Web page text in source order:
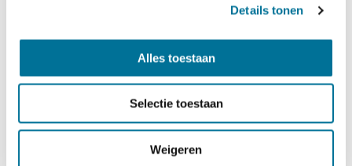
Details tonen
Alles toestaan
Selectie toestaan
Weigeren
schaffen (23-rings), voor tabbladen zorgt de school.
Uw kind mag vanaf groep 6 een agenda meenemen,
Wilt u wel een agenda aanschaffen voor uw kind in
Zijn deze kosten voor u niet mogelijk? Neemt u dan
contact op met de directeur van de school.